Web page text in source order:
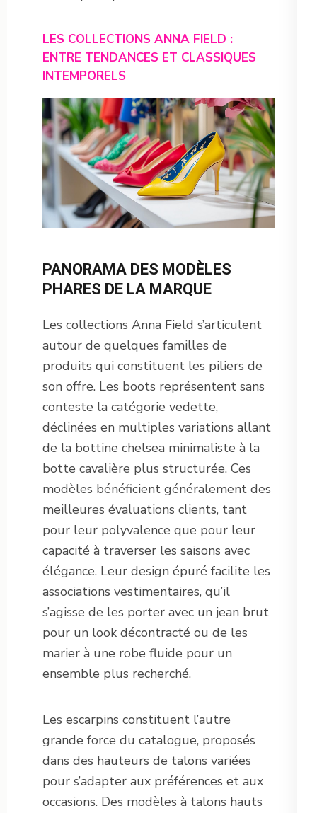
LES COLLECTIONS ANNA FIELD :
ENTRE TENDANCES ET CLASSIQUES
INTEMPORELS
PANORAMA DES MODÈLES
PHARES DE LA MARQUE
Les collections Anna Field s’articulent
autour de quelques familles de
produits qui constituent les piliers de
son offre. Les boots représentent sans
conteste la catégorie vedette,
déclinées en multiples variations allant
de la bottine chelsea minimaliste à la
botte cavalière plus structurée. Ces
modèles bénéficient généralement des
meilleures évaluations clients, tant
pour leur polyvalence que pour leur
capacité à traverser les saisons avec
élégance. Leur design épuré facilite les
associations vestimentaires, qu’il
s’agisse de les porter avec un jean brut
pour un look décontracté ou de les
marier à une robe fluide pour un
ensemble plus recherché.
Les escarpins constituent l’autre
grande force du catalogue, proposés
dans des hauteurs de talons variées
pour s’adapter aux préférences et aux
occasions. Des modèles à talons hauts